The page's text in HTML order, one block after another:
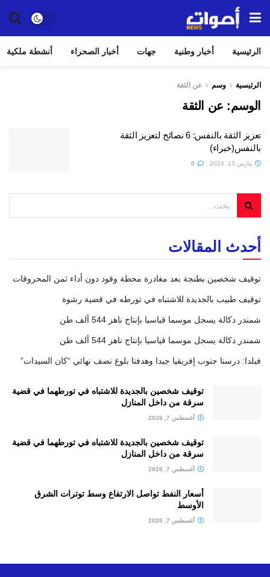
الرئيسية أخبار وطنية جهات أخبار الصحراء أنشطة ملكية
الرئيسية وسم عن الثقة
الوسم: عن الثقة
تعزيز الثقة بالنفس: 6 نصائح لتعزيز الثقة
بالنفس(خبراء)
مارس 13, 2024
أحدث المقالات
توقيف شخصين بطنجة بعد مغادرة محطة وقود دون أداء ثمن المحروقات
توقيف طبيب بالجديدة للاشتباه في تورطه في قضية رشوة
شمندر دكالة يسجل موسما قياسيا بإنتاج ناهز 544 ألف طن
شمندر دكالة يسجل موسما قياسيا بإنتاج ناهز 544 ألف طن
فيلدا: درسنا جنوب إفريقيا جيدا وهدفنا بلوغ نصف نهائي “كان السيدات”
توقيف شخصين بالجديدة للاشتباه في تورطهما في قضية
سرقة من داخل المنازل
أغسطس 7, 2026
توقيف شخصين بالجديدة للاشتباه في تورطهما في قضية
سرقة من داخل المنازل
أغسطس 7, 2026
أسعار النفط تواصل الارتفاع وسط توترات الشرق
الأوسط
أغسطس 7, 2026